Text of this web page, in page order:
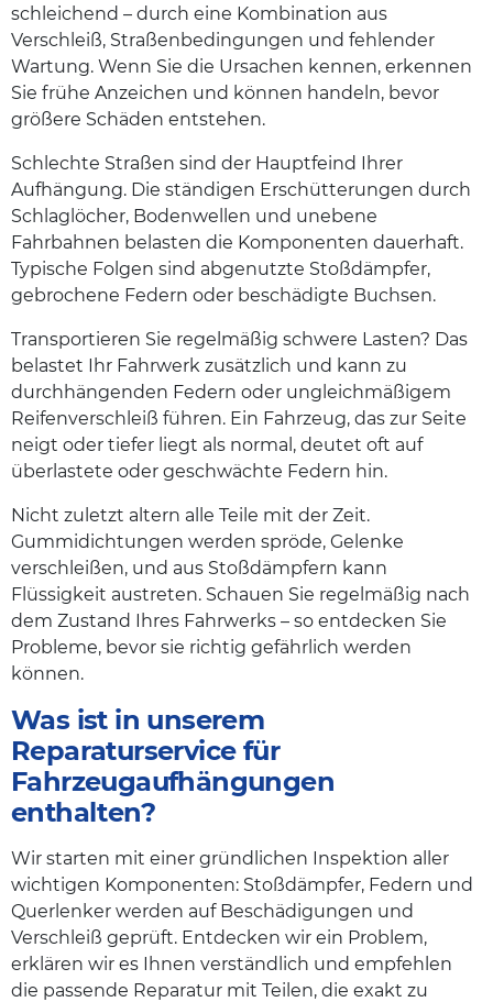
schleichend – durch eine Kombination aus
Verschleiß, Straßenbedingungen und fehlender
Wartung. Wenn Sie die Ursachen kennen, erkennen
Sie frühe Anzeichen und können handeln, bevor
größere Schäden entstehen.
Schlechte Straßen sind der Hauptfeind Ihrer
Aufhängung. Die ständigen Erschütterungen durch
Schlaglöcher, Bodenwellen und unebene
Fahrbahnen belasten die Komponenten dauerhaft.
Typische Folgen sind abgenutzte Stoßdämpfer,
gebrochene Federn oder beschädigte Buchsen.
Transportieren Sie regelmäßig schwere Lasten? Das
belastet Ihr Fahrwerk zusätzlich und kann zu
durchhängenden Federn oder ungleichmäßigem
Reifenverschleiß führen. Ein Fahrzeug, das zur Seite
neigt oder tiefer liegt als normal, deutet oft auf
überlastete oder geschwächte Federn hin.
Nicht zuletzt altern alle Teile mit der Zeit.
Gummidichtungen werden spröde, Gelenke
verschleißen, und aus Stoßdämpfern kann
Flüssigkeit austreten. Schauen Sie regelmäßig nach
dem Zustand Ihres Fahrwerks – so entdecken Sie
Probleme, bevor sie richtig gefährlich werden
können.
Was ist in unserem
Reparaturservice für
Fahrzeugaufhängungen
enthalten?
Wir starten mit einer gründlichen Inspektion aller
wichtigen Komponenten: Stoßdämpfer, Federn und
Querlenker werden auf Beschädigungen und
Verschleiß geprüft. Entdecken wir ein Problem,
erklären wir es Ihnen verständlich und empfehlen
die passende Reparatur mit Teilen, die exakt zu